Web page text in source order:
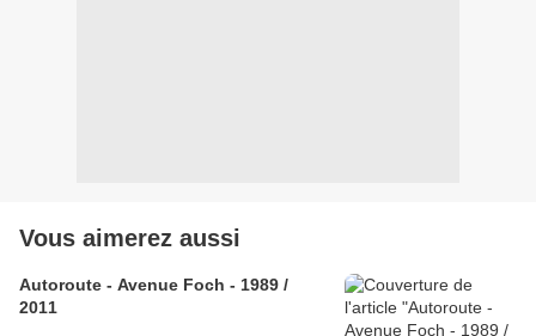
Vous aimerez aussi
Autoroute - Avenue Foch - 1989 /
2011